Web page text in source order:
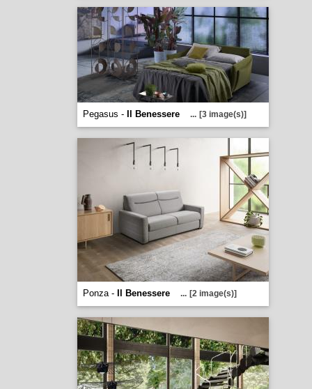
Pegasus - Il Benessere ... [3 image(s)]
Ponza - Il Benessere ... [2 image(s)]